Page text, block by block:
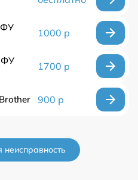
1000 р
1700 р
900 р
неисправность